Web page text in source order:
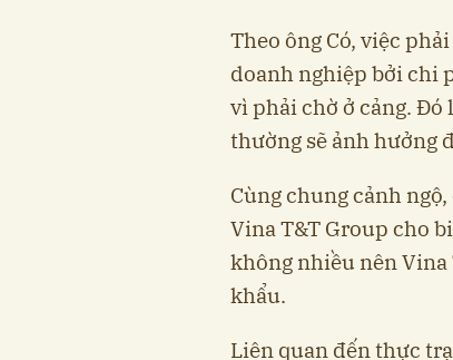
Theo ông Có, việc
doanh nghiệp bởi chi
vì phải chờ ở cảng.
thường sẽ ảnh hưởng
Cùng chung cảnh
Vina T&T Group cho
không nhiều nên Vina
khẩu.
Liên quan đến thực